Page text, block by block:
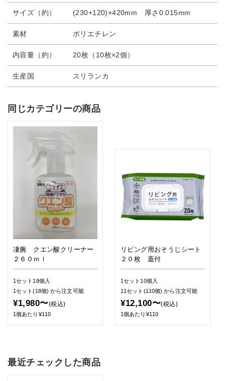
サイズ（約） (230+120)×420mm 厚さ0.015mm
素材 ポリエチレン
内容量（約） 20枚（10枚×2個）
生産国 スリランカ
同じカテゴリーの商品
凄腕 クエン酸クリーナー
２６０ｍｌ
1セット18個入
1セット(18個)から注文可能
¥1,980〜(税込)
1個あたり¥110
リビング用おそうじシート
２０枚 蓋付
1セット10個入
11セット(110個)から注文可能
¥12,100〜(税込)
1個あたり¥110
最近チェックした商品